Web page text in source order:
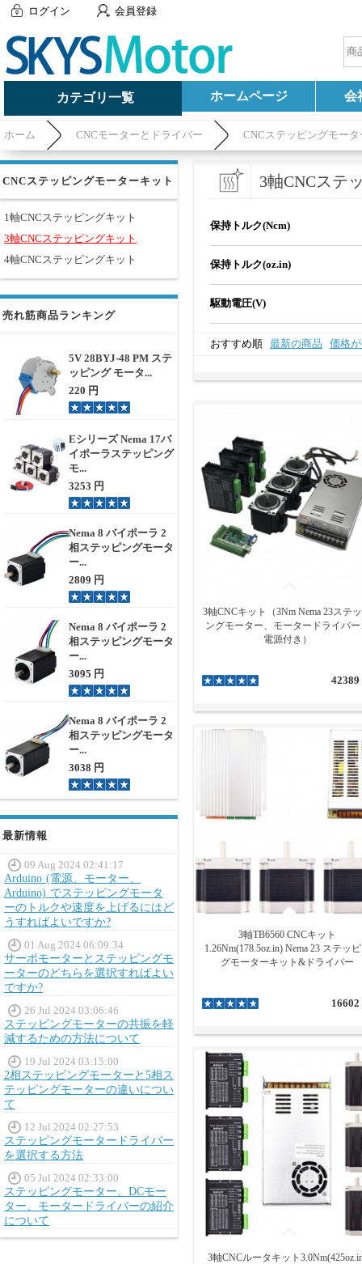
ログイン 会員登録
カテゴリ一覧 ホームページ 会
ホーム CNCモーターとドライバー CNCステッピングモー
CNCステッピングモーターキット
1軸CNCステッピングキット
3軸CNCステッピングキット
4軸CNCステッピングキット
売れ筋商品ランキング
5V 28BYJ-48 PM ステ
ッピング モータ...
220 円
Eシリーズ Nema 17バ
イポーラステッピング
モ...
3253 円
Nema 8 バイポーラ 2
相ステッピングモータ
ー...
2809 円
Nema 8 バイポーラ 2
相ステッピングモータ
ー...
3095 円
Nema 8 バイポーラ 2
相ステッピングモータ
ー...
3038 円
最新情報
09 Aug 2024 02:41:17
Arduino (電源、モーター、
Arduino) でステッピングモータ
ーのトルクや速度を上げるにはど
うすればよいですか?
01 Aug 2024 06:09:34
サーボモーターとステッピングモ
ーターのどちらを選択すればよい
ですか?
26 Jul 2024 03:06:46
ステッピングモーターの共振を軽
減するための方法について
19 Jul 2024 03:15:00
2相ステッピングモーターと5相ス
テッピングモーターの違いについ
て
12 Jul 2024 02:27:53
ステッピングモータードライバー
を選択する方法
05 Jul 2024 02:33:00
ステッピングモーター、DCモー
ター、モータードライバーの紹介
について
3軸CNCステ
保持トルク(Ncm)
保持トルク(oz.in)
駆動電圧(V)
おすすめ順 最新の商品 価格
3軸CNCキット（3Nm Nema 23ステ
ングモーター、モータードライバー
電源付き）
42389
3軸TB6560 CNCキット
1.26Nm(178.5oz.in) Nema 23 ステッ
グモーターキット&ドライバー
16602
3軸CNCルータキット